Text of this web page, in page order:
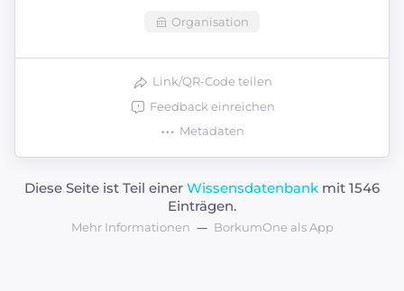
Organisation
Link/QR-Code teilen
Feedback einreichen
Metadaten
Diese Seite ist Teil einer Wissensdatenbank mit 1546
Einträgen.
Mehr Informationen BorkumOne als App